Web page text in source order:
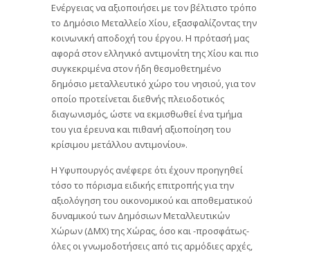
Ενέργειας να αξιοποιήσει με τον βέλτιστο τρόπο
το Δημόσιο Μεταλλείο Χίου, εξασφαλίζοντας την
κοινωνική αποδοχή του έργου. Η πρότασή μας
αφορά στον ελληνικό αντιμονίτη της Χίου και πιο
συγκεκριμένα στον ήδη θεσμοθετημένο
δημόσιο μεταλλευτικό χώρο του νησιού, για τον
οποίο προτείνεται διεθνής πλειοδοτικός
διαγωνισμός, ώστε να εκμισθωθεί ένα τμήμα
του για έρευνα και πιθανή αξιοποίηση του
κρίσιμου μετάλλου αντιμονίου».
Η Υφυπουργός ανέφερε ότι έχουν προηγηθεί
τόσο το πόρισμα ειδικής επιτροπής για την
αξιολόγηση του οικονομικού και αποθεματικού
δυναμικού των Δημόσιων Μεταλλευτικών
Χώρων (ΔΜΧ) της Χώρας, όσο και -προσφάτως-
όλες οι γνωμοδοτήσεις από τις αρμόδιες αρχές,